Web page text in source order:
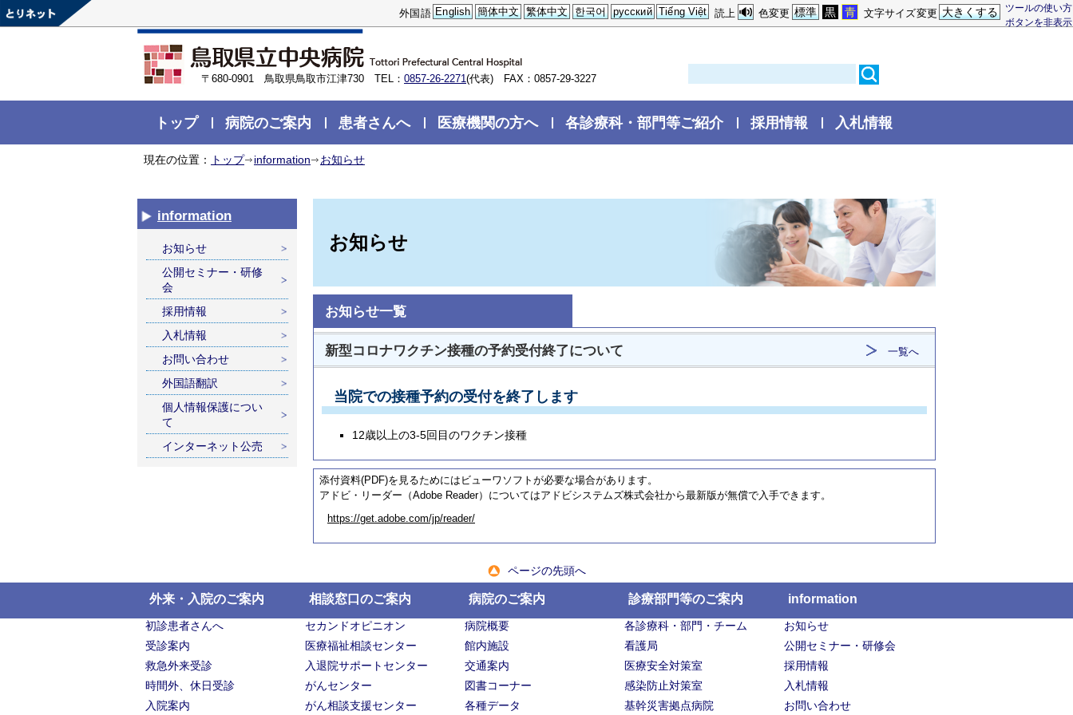
ツールの使い方
ボタンを非表示
文字サイズ変更 大きくする
色変更 標準 黒 青
読上
外国語 English 簡体中文 繁体中文 한국어 русский Tiếng Việt
〒680-0901 鳥取県鳥取市江津730 TEL： 0857-26-2271 (代表) FAX：0857-29-3227
トップ 病院のご案内 患者さんへ 医療機関の方へ 各診療科・部門等ご紹介 採用情報 入札情報
現在の位置： トップ information お知らせ
information
お知らせ
公開セミナー・研修
会
採用情報
入札情報
お問い合わせ
外国語翻訳
個人情報保護につい
て
インターネット公売
お知らせ
お知らせ一覧
新型コロナワクチン接種の予約受付終了について 一覧へ
当院での接種予約の受付を終了します
12歳以上の3-5回目のワクチン接種
添付資料(PDF)を見るためにはビューワソフトが必要な場合があります。
アドビ・リーダー（Adobe Reader）についてはアドビシステムズ株式会社から最新版が無償で入手できます。
https://get.adobe.com/jp/reader/
ページの先頭へ
外来・入院のご案内
初診患者さんへ
受診案内
救急外来受診
時間外、休日受診
入院案内
相談窓口のご案内
セカンドオピニオン
医療福祉相談センター
入退院サポートセンター
がんセンター
がん相談支援センター
病院のご案内
病院概要
館内施設
交通案内
図書コーナー
各種データ
診療部門等のご案内
各診療科・部門・チーム
看護局
医療安全対策室
感染防止対策室
基幹災害拠点病院
information
お知らせ
公開セミナー・研修会
採用情報
入札情報
お問い合わせ